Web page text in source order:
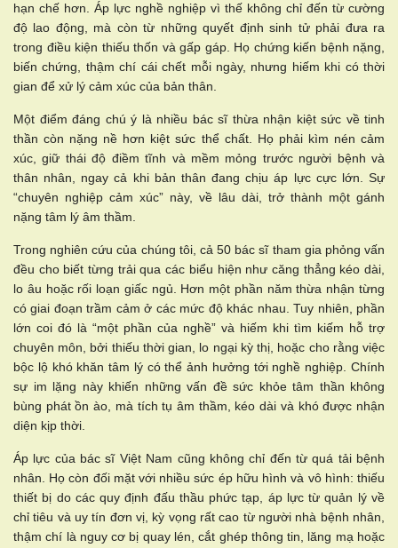
hạn chế hơn. Áp lực nghề nghiệp vì thế không chỉ đến từ cường
độ lao động, mà còn từ những quyết định sinh tử phải đưa ra
trong điều kiện thiếu thốn và gấp gáp. Họ chứng kiến bệnh nặng,
biến chứng, thậm chí cái chết mỗi ngày, nhưng hiếm khi có thời
gian để xử lý cảm xúc của bản thân.
Một điểm đáng chú ý là nhiều bác sĩ thừa nhận kiệt sức về tinh
thần còn nặng nề hơn kiệt sức thể chất. Họ phải kìm nén cảm
xúc, giữ thái độ điềm tĩnh và mềm mỏng trước người bệnh và
thân nhân, ngay cả khi bản thân đang chịu áp lực cực lớn. Sự
“chuyên nghiệp cảm xúc” này, về lâu dài, trở thành một gánh
nặng tâm lý âm thầm.
Trong nghiên cứu của chúng tôi, cả 50 bác sĩ tham gia phỏng vấn
đều cho biết từng trải qua các biểu hiện như căng thẳng kéo dài,
lo âu hoặc rối loạn giấc ngủ. Hơn một phần năm thừa nhận từng
có giai đoạn trầm cảm ở các mức độ khác nhau. Tuy nhiên, phần
lớn coi đó là “một phần của nghề” và hiếm khi tìm kiếm hỗ trợ
chuyên môn, bởi thiếu thời gian, lo ngại kỳ thị, hoặc cho rằng việc
bộc lộ khó khăn tâm lý có thể ảnh hưởng tới nghề nghiệp. Chính
sự im lặng này khiến những vấn đề sức khỏe tâm thần không
bùng phát ồn ào, mà tích tụ âm thầm, kéo dài và khó được nhận
diện kịp thời.
Áp lực của bác sĩ Việt Nam cũng không chỉ đến từ quá tải bệnh
nhân. Họ còn đối mặt với nhiều sức ép hữu hình và vô hình: thiếu
thiết bị do các quy định đấu thầu phức tạp, áp lực từ quản lý về
chỉ tiêu và uy tín đơn vị, kỳ vọng rất cao từ người nhà bệnh nhân,
thậm chí là nguy cơ bị quay lén, cắt ghép thông tin, lăng mạ hoặc